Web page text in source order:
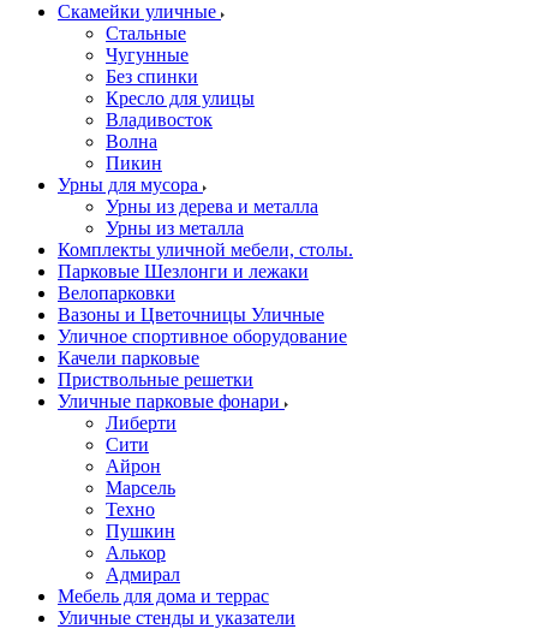
Скамейки уличные
Стальные
Чугунные
Без спинки
Кресло для улицы
Владивосток
Волна
Пикин
Урны для мусора
Урны из дерева и металла
Урны из металла
Комплекты уличной мебели, столы.
Парковые Шезлонги и лежаки
Велопарковки
Вазоны и Цветочницы Уличные
Уличное спортивное оборудование
Качели парковые
Приствольные решетки
Уличные парковые фонари
Либерти
Сити
Айрон
Марсель
Техно
Пушкин
Алькор
Адмирал
Мебель для дома и террас
Уличные стенды и указатели